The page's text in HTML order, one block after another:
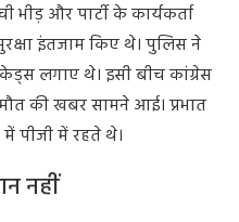
और पार्टी के कार्यकर्ता
इंतजाम किए थे। पुलिस ने
लगाए थे। इसी बीच कांग्रेस
मौत की खबर सामने आई। प्रभात
पीजी में रहते थे।
नहीं